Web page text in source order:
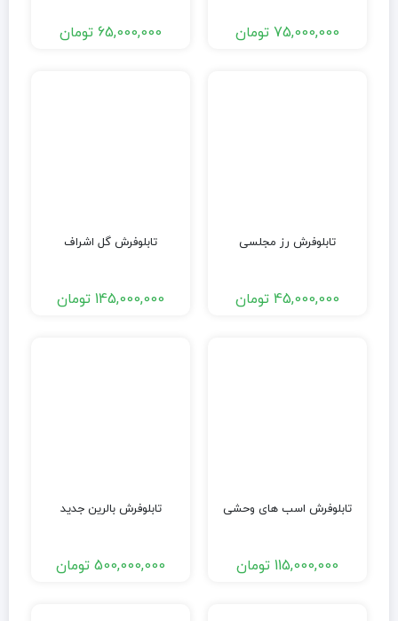
75,000,000 تومان 65,000,000 تومان
تابلوفرش رز مجلسی
45,000,000 تومان
تابلوفرش گل اشراف
145,000,000 تومان
تابلوفرش اسب های وحشی
115,000,000 تومان
تابلوفرش بالرین جدید
500,000,000 تومان